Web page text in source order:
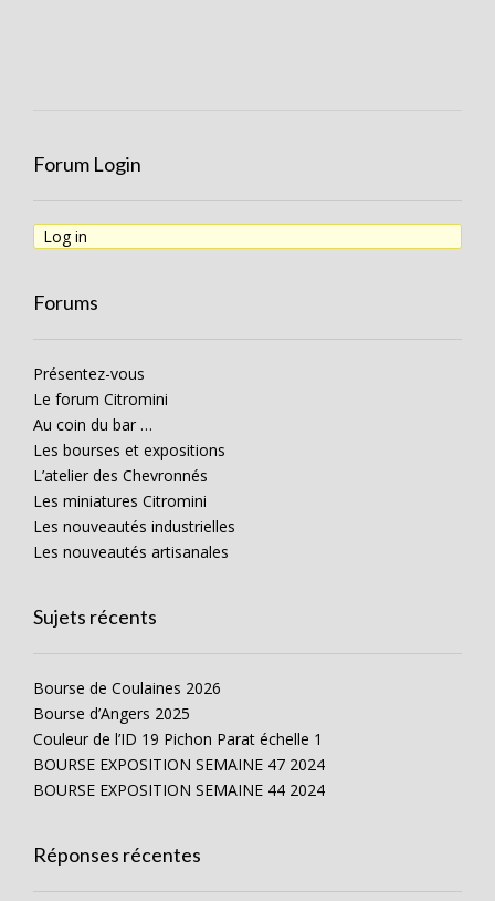
Forum Login
Log in
Forums
Présentez-vous
Le forum Citromini
Au coin du bar …
Les bourses et expositions
L’atelier des Chevronnés
Les miniatures Citromini
Les nouveautés industrielles
Les nouveautés artisanales
Sujets récents
Bourse de Coulaines 2026
Bourse d’Angers 2025
Couleur de l’ID 19 Pichon Parat échelle 1
BOURSE EXPOSITION SEMAINE 47 2024
BOURSE EXPOSITION SEMAINE 44 2024
Réponses récentes